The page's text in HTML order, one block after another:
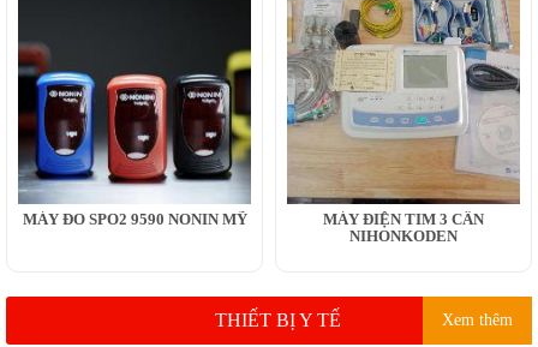
MÁY ĐO SPO2 9590 NONIN MỸ
MÁY ĐIỆN TIM 3 CẦN
NIHONKODEN
THIẾT BỊ Y TẾ Xem thêm